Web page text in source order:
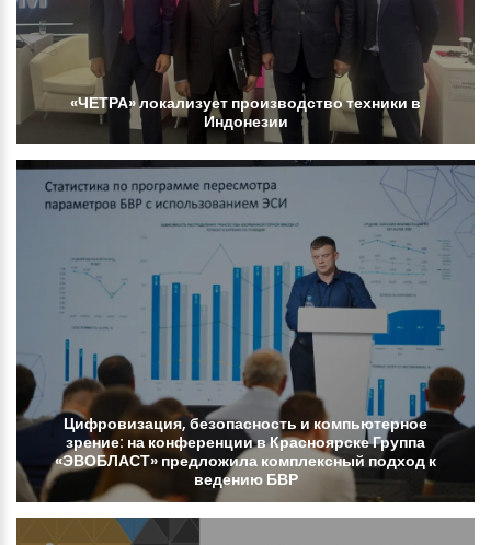
«ЧЕТРА»локализует производствотехники в
Индонезии
Цифровизация, безопасность и компьютерное
зрение: на конференциивКрасноярскеГруппа
«ЭВОБЛАСТ» предложила комплексный подход к
ведению БВР